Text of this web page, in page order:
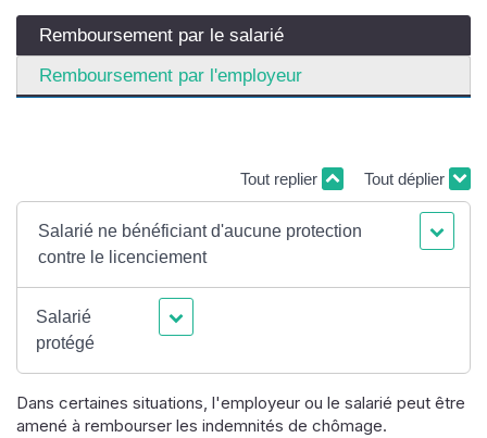
Remboursement par le salarié
Remboursement par l'employeur
Tout replier Tout déplier
Salarié ne bénéficiant d'aucune protection
contre le licenciement
Salarié
protégé
Dans certaines situations, l'employeur ou le salarié peut être
amené à rembourser les indemnités de chômage.